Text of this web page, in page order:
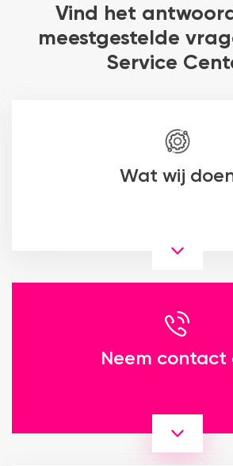
Vind het
meestgestelde
Service
Wat wij
Neem contact